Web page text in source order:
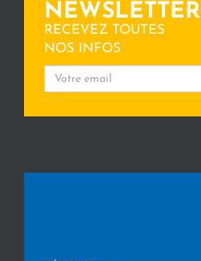
NEWSLETTER
RECEVEZ TOUTES
NOS INFOS